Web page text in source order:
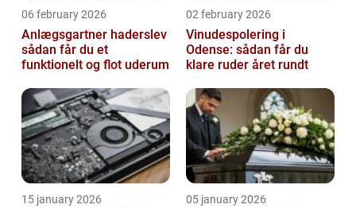
06 february 2026
Anlægsgartner haderslev
sådan får du et
funktionelt og flot uderum
02 february 2026
Vinudespolering i
Odense: sådan får du
klare ruder året rundt
15 january 2026 05 january 2026